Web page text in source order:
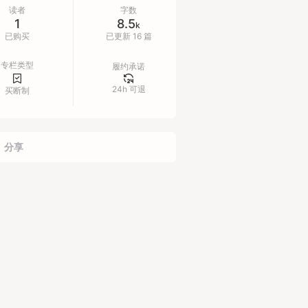
销
可以加我微信baojie_xmg沟通
读者
1
已购买
字数
8.5k
已更新 16 篇
专栏类型
买断制
履约承诺
24h 可退
分享